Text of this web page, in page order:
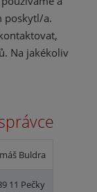
poskytl/a.
Na jakékoliv
Buldra
11 Pečky